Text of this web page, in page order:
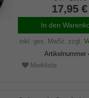
17,95
In den
inkl. ges. MwSt. zzgl.
Artikelnummer
Merkliste